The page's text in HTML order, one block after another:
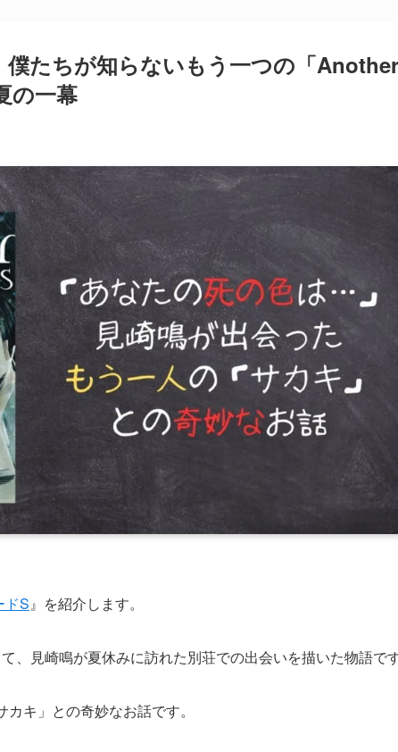
僕たちが知らないもう一つの「
の一幕
ドS』を紹介します。
、見崎鳴が夏休みに訪れた別荘での出会いを描いた物語です
キ」との奇妙なお話です。